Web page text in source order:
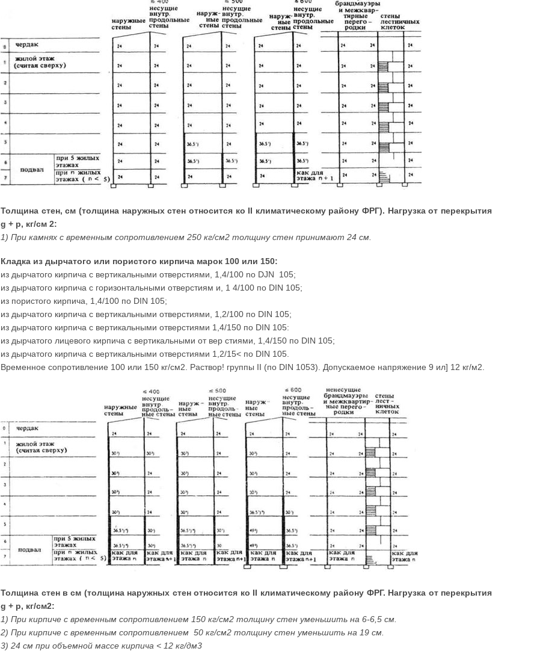
Толщина стен, см (толщина наружных стен относится ко II климатическому району ФРГ). Нагрузка от перекрытия
g + р, кг/см 2:
1) При камнях с временным сопротивлением 250 кг/см2 толщину стен принимают 24 см.
Кладка из дырчатого или пористого кирпича марок 100 или 150:
из дырчатого кирпича с вертикальными отверстиями, 1,4/100 no DJN 105;
из дырчатого кирпича с горизонтальными отверстиям и, 1 4/100 по DIN 105;
из пористого кирпича, 1,4/100 по DIN 105;
из дырчатого кирпича с вертикальными отверстиями, 1,2/100 по DIN 105;
из дырчатого кирпича с вертикальными отверстиями 1,4/150 по DIN 105:
из дырчатого лицевого кирпича с вертикальными от вер стиями, 1,4/150 по DIN 105;
из дырчатого кирпича с вертикальными отверстиями 1,2/15< по DIN 105.
Временное сопротивление 100 или 150 кг/см2. Раствор! группы II (по DIN 1053). Допускаемое напряжение 9 ил] 12 кг/м2.
Толщина стен в см (толщина наружных стен относится ко II климатическому району ФРГ. Нагрузка от перекрытия
g + р, кг/см2:
1) При кирпиче с временным сопротивлением 150 кг/см2 толщину стен уменьшить на 6-6,5 см.
2) При кирпиче с временным сопротивлением 50 кг/см2 толщину стен уменьшить на 19 см.
3) 24 см при объемной массе кирпича < 12 кг/дм3